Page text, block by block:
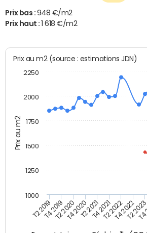
Prix bas : 948 €/m2
Prix haut :1 618 €/m2
Prix au m2
Prix au m2 (source : estimations JDN)
T2 2019T4 2019T2 2020T4 2020T2 2021T4 2021T2 2022T4 2022T2 2023
1000
1250
1500
1750
2000
2250